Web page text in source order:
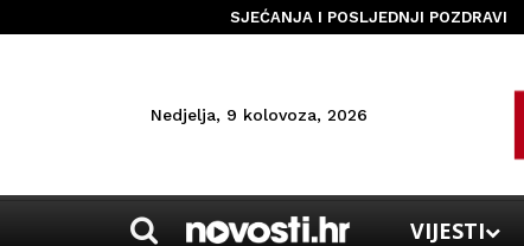
SJEĆANJA I POSLJEDNJI POZDRAVI
Nedjelja, 9 kolovoza, 2026
VIJESTI